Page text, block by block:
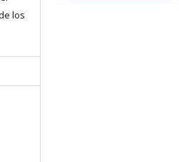
los